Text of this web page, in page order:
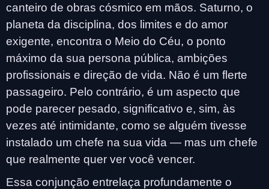
canteiro de obras cósmico em mãos. Saturno, o
planeta da disciplina, dos limites e do amor
exigente, encontra o Meio do Céu, o ponto
máximo da sua persona pública, ambições
profissionais e direção de vida. Não é um flerte
passageiro. Pelo contrário, é um aspecto que
pode parecer pesado, significativo e, sim, às
vezes até intimidante, como se alguém tivesse
instalado um chefe na sua vida — mas um chefe
que realmente quer ver você vencer.
Essa conjunção entrelaça profundamente o